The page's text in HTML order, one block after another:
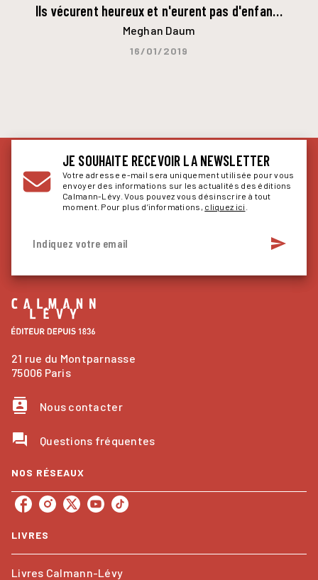
Ils vécurent heureux et n'eurent pas d'enfan…
Meghan Daum
16/01/2019
JE SOUHAITE RECEVOIR LA NEWSLETTER
Votre adresse e-mail sera uniquement utilisée pour vous
envoyer des informations sur les actualités des éditions
Calmann-Lévy. Vous pouvez vous désinscrire à tout
moment. Pour plus d’informations, cliquez ici
Indiquez votre email send
21 rue du Montparnasse
75006 Paris
contacts Nous contacter
question_answer Questions fréquentes
NOS RÉSEAUX
LIVRES
Livres Calmann-Lévy